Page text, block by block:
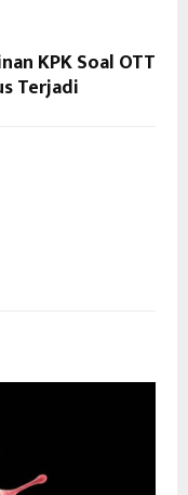
KPK Soal OTT
Terjadi